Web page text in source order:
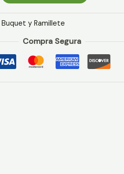
Buquet y Ramillete
Compra Segura